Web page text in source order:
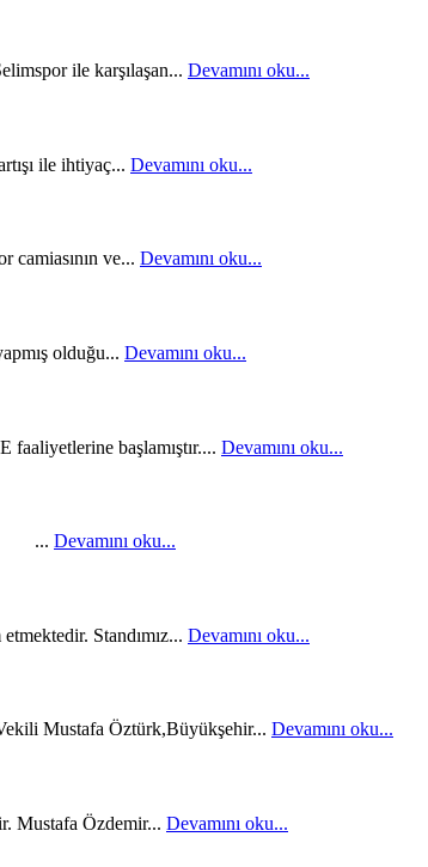
ile karşılaşan... Devamını oku...
ile ihtiyaç... Devamını oku...
camiasının ve... Devamını oku...
olduğu... Devamını oku...
başlamıştır.... Devamını oku...
... Devamını oku...
Standımız... Devamını oku...
Mustafa Öztürk,Büyükşehir... Devamını oku...
Mustafa Özdemir... Devamını oku...